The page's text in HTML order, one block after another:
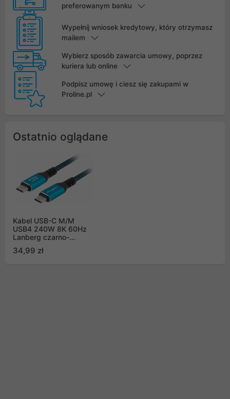
preferowanym banku
Wypełnij wniosek kredytowy, który otrzymasz
mailem
Wybierz sposób zawarcia umowy, poprzez
kuriera lub online
Podpisz umowę i ciesz się zakupami w
Proline.pl
Ostatnio oglądane
Kabel USB-C M/M
USB4 240W 8K 60Hz
Lanberg czarno-
34,99 zł